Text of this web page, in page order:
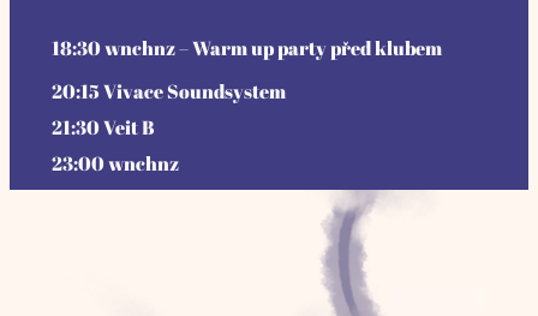
18:30 wnchnz – Warm up party před klubem
20:15 Vivace Soundsystem
21:30 Veit B
23:00 wnchnz